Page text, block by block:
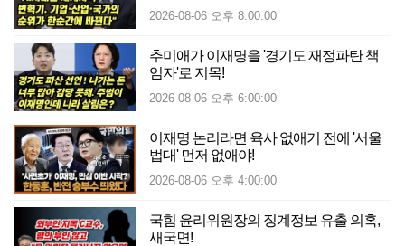
2026-08-06 오후 8:00:00
추미애가 이재명을 '경기도 재정파탄 책
임자'로 지목!
2026-08-06 오후 6:00:00
이재명 논리라면 육사 없애기 전에 '서울
법대' 먼저 없애야!
2026-08-06 오후 4:00:00
국힘 윤리위원장의 징계정보 유출 의혹,
새국면!